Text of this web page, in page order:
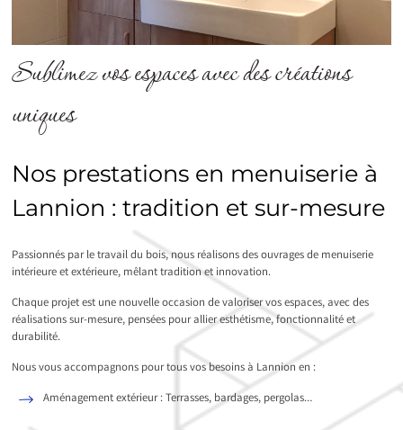
Sublimez vos espaces avec des créations
uniques
Nos prestations en menuiserie à
Lannion : tradition et sur-mesure
Passionnés par le travail du bois, nous réalisons des ouvrages de menuiserie
intérieure et extérieure, mêlant tradition et innovation.
Chaque projet est une nouvelle occasion de valoriser vos espaces, avec des
réalisations sur-mesure, pensées pour allier esthétisme, fonctionnalité et
durabilité.
Nous vous accompagnons pour tous vos besoins à Lannion en :
Aménagement extérieur : Terrasses, bardages, pergolas…